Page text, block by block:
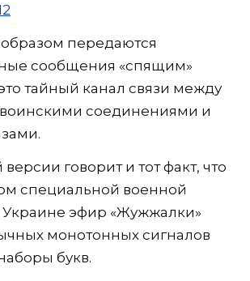
передаются
сообщения «спящим»
тайный канал связи между
соединениями и
версии говорит и тот факт, что
специальной военной
эфир «Жужжалки»
монотонных сигналов
букв.